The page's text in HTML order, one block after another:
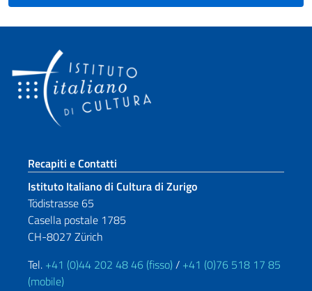
Sezione footer
Recapiti e Contatti
Istituto Italiano di Cultura di Zurigo
Tödistrasse 65
Casella postale 1785
CH-8027 Zürich
Tel. +41 (0)44 202 48 46 (fisso) / +41 (0)76 518 17 85
(mobile)